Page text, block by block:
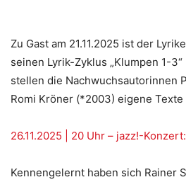
Zu Gast am 21.11.2025 ist der
seinen Lyrik-Zyklus „Klumpen 1-
stellen die Nachwuchsautorinnen
Romi Kröner (*2003) eigene
26.11.2025 | 20 Uhr – jazz!-
Kennengelernt haben sich Rainer